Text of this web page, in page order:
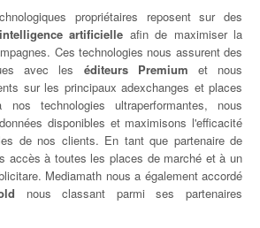
propriétaires reposent sur des
intelligence artificielle afin de maximiser la
Ces technologies nous assurent des
avec les éditeurs Premium et nous
sur les principaux adexchanges et places
technologies ultraperformantes, nous
disponibles et maximisons l'efficacité
de nos clients. En tant que partenaire de
accès à toutes les places de marché et à un
Mediamath nous a également accordé
nous classant parmi ses partenaires